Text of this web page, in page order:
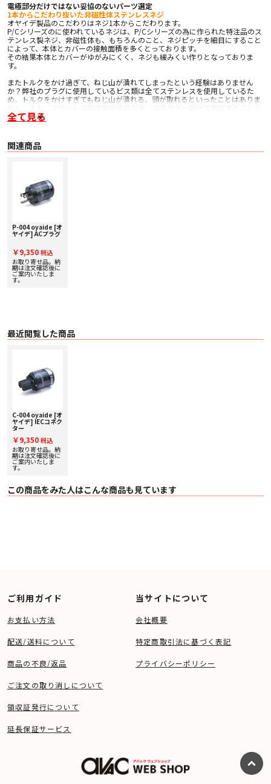
電極部分だけではない妥協のないパーツ選定
1本からこだわり抜いた非磁性体ステンレスネジ
オヤイデ製品のこだわりはネジ1本からこだわります。
P/Cシリーズのに使われているネジは、P/Cシリーズの為に作られた特注品のス
テンレス製ネジ、非磁性体も、もちろんのこと、ネジピッチを細目にすること
によって、本体とカバーの接触面積を多くとっております。
その結果本体とカバーがゆがみにくく、ネジも緩みくい作りとなっておりま
す。
またトルクをかけ過ぎて、ねじ山が潰れてしまったという経験はありません
か？弊社のプラグに使用しているビス類は全てステンレスを使用しているた
め、トルクをかけすぎてもねじ山が潰れる、頭が取れるといったことはありま
くS/Nの高い音をご提供いたします。
「P/C-004」のボディには、優れた機械特性と電気絶縁性を併せ持つ、高比重
エンプラ素材PBT＋GF30％を使用。高剛性のボディは、高速振動減衰を実現し
た、最大ケーブル取り付けサイズは10sq（5.5sq×2本）で抜群の作業性を誇り
ます。刃受け部分とケーブルの引っ張り強度は30kg以上で、ちょっとした引張
りでも抜けてくるようなことはありません。 これも安全面を十分考慮した結果
です。
高剛性ポリカーボネート
本体カバーには、肉厚ポリカーボネートを使用しました。この材質の選定は、
た為歪感がありません。
ケーブル適応外径
電源ケーブルを自作したときに、制振を目的としてブチルを巻いたり、ノイズ
遮断テープ 等を使用してついつい太くなってしまった経験はありませんか？本
ケーブル取り付け穴
出来るだけ太いケーブルを使いたい、作りたい！ そんなお客様のために、ケー
シリアルナンバー付き＜ホログラムシール＞による管理体制
オヤイデ電気の
リアルナンバー付きの
オリジナル缶ケース入り＞
現在、「P/C（プラグ/コネクター）シリーズ」
倣品が流通していることが確認されております。本商品の出荷状態は
ナル缶ケース入り＞
ール＞を貼り、本体側面に貼られた名前入りのシールを
変更し、模倣品との識別を図っております。
模倣品に関する詳細は
■ 仕様
〇 品名 C-004
全て見る
関連商品
P-004 oyaide [オ
ヤイデ] ACプラグ
￥9,350 税込
お取り寄せ品。納
期は注文確認後に
ご案内いたしま
す。
最近閲覧した商品
C-004 oyaide [オ
ヤイデ] IECコネク
ター
￥9,350 税込
お取り寄せ品。納
期は注文確認後に
ご案内いたしま
す。
この商品をみた人はこんな商品も見ています
ご利用ガイド
お支払い方法
配送/送料について
商品の不良/返品
ご注文の取り消しについて
領収証発行について
延長保証サービス
当サイトについて
会社概要
特定商取引法に基づく表記
プライバシーポリシー